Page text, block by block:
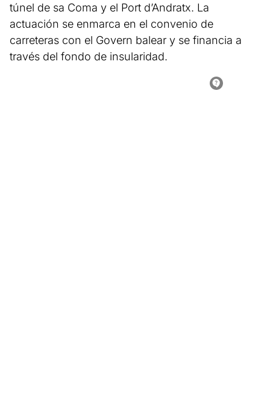
túnel de sa Coma y el Port d’Andratx. La
actuación se enmarca en el convenio de
carreteras con el Govern balear y se financia a
través del fondo de insularidad.